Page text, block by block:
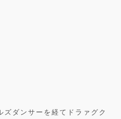
ダンサーを経てドラァグク